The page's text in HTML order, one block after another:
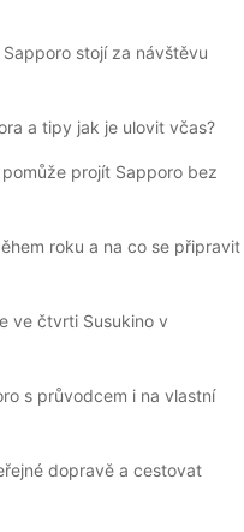
stojí za návštěvu
a tipy jak je ulovit včas?
projít Sapporo bez
roku a na co se připravit
ve čtvrti Susukino v
s průvodcem i na vlastní
dopravě a cestovat